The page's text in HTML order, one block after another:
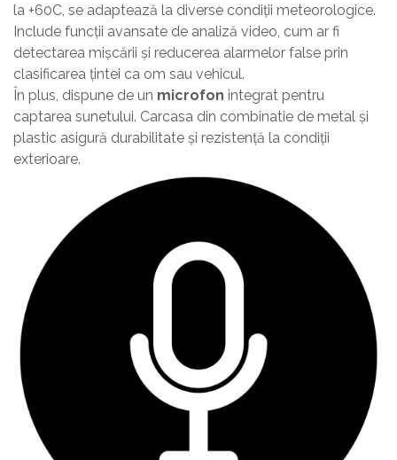
la +60C, se adaptează la diverse condiții meteorologice.
Include funcții avansate de analiză video, cum ar fi
detectarea mișcării și reducerea alarmelor false prin
clasificarea țintei ca om sau vehicul.
În plus, dispune de un microfon integrat pentru
captarea sunetului. Carcasa din combinatie de metal și
plastic asigură durabilitate și rezistență la condiții
exterioare.